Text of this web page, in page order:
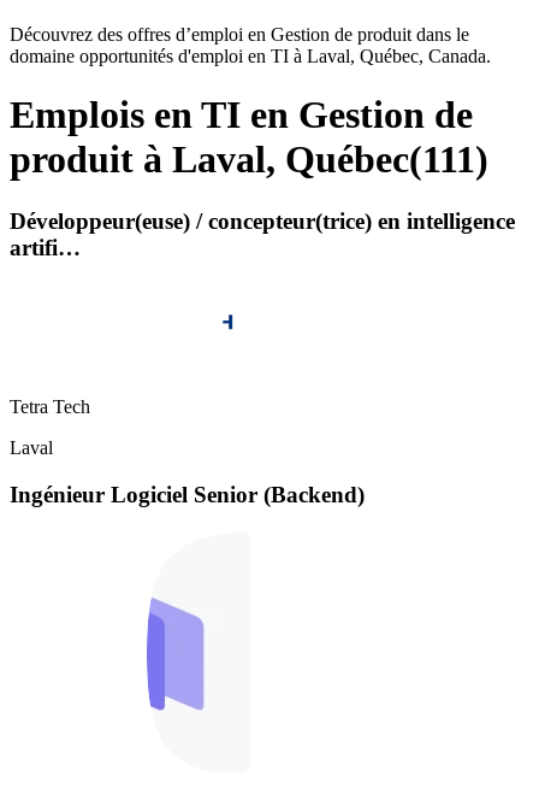
Découvrez des offres d’emploi en Gestion de produit dans le
domaine opportunités d'emploi en TI à Laval, Québec, Canada.
Emplois en TI en Gestion de
produit à Laval, Québec(111)
Développeur(euse) / concepteur(trice) en intelligence
artifi…
Tetra Tech
Laval
Ingénieur Logiciel Senior (Backend)